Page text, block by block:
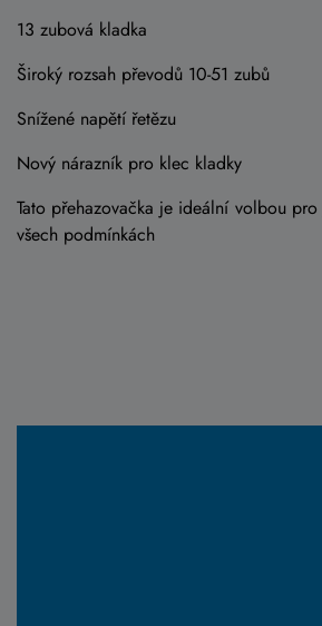
13 zubová kladka
Široký rozsah převodů 10-51 zubů
Snížené napětí řetězu
Nový nárazník pro klec kladky
Tato přehazovačka je ideální volbou
všech podmínkách